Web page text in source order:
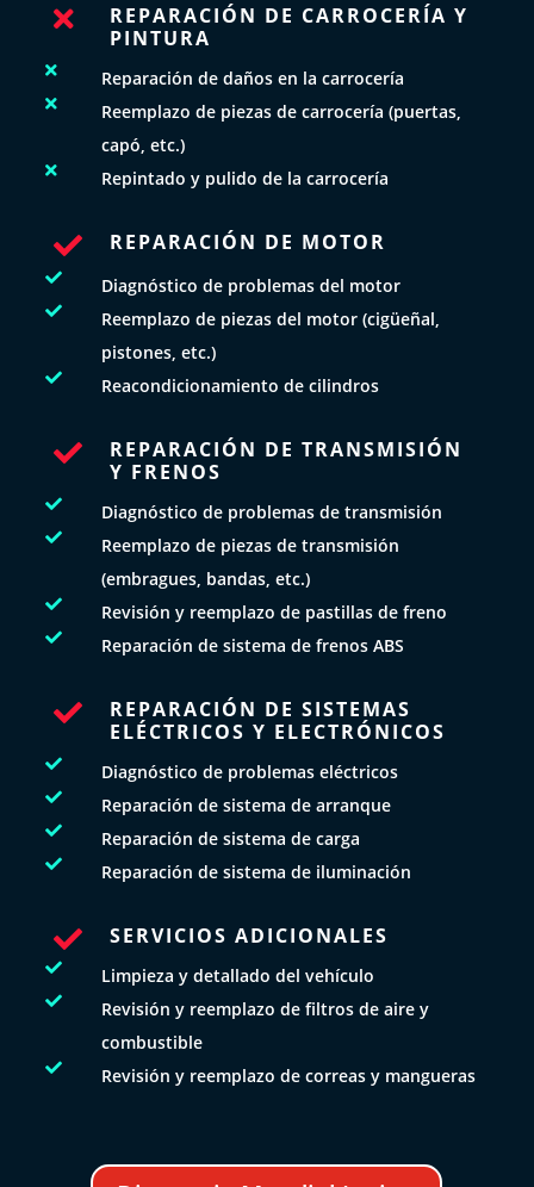

REPARACIÓN DE CARROCERÍA Y
PINTURA
 Reparación de daños en la carrocería

Reemplazo de piezas de carrocería (puertas,
capó, etc.)
 Repintado y pulido de la carrocería
 REPARACIÓN DE MOTOR
 Diagnóstico de problemas del motor

Reemplazo de piezas del motor (cigüeñal,
pistones, etc.)
 Reacondicionamiento de cilindros

REPARACIÓN DE TRANSMISIÓN
Y FRENOS
 Diagnóstico de problemas de transmisión

Reemplazo de piezas de transmisión
(embragues, bandas, etc.)
 Revisión y reemplazo de pastillas de freno
 Reparación de sistema de frenos ABS

REPARACIÓN DE SISTEMAS
ELÉCTRICOS Y ELECTRÓNICOS
 Diagnóstico de problemas eléctricos
 Reparación de sistema de arranque
 Reparación de sistema de carga
 Reparación de sistema de iluminación
 SERVICIOS ADICIONALES
 Limpieza y detallado del vehículo

Revisión y reemplazo de filtros de aire y
combustible
 Revisión y reemplazo de correas y mangueras